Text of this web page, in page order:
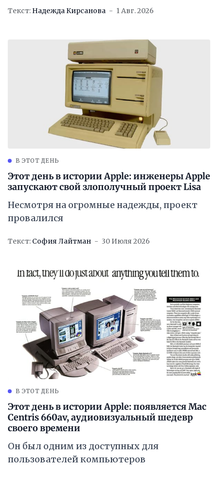
Текст: Надежда Кирсанова 1 Авг. 2026
В ЭТОТ ДЕНЬ
Этот день в истории Apple: инженеры Apple
запускают свой злополучный проект Lisa
Несмотря на огромные надежды, проект
провалился
Текст: София Лайтман 30 Июля 2026
В ЭТОТ ДЕНЬ
Этот день в истории Apple: появляется Mac
Centris 660av, аудиовизуальный шедевр
своего времени
Он был одним из доступных для
пользователей компьютеров